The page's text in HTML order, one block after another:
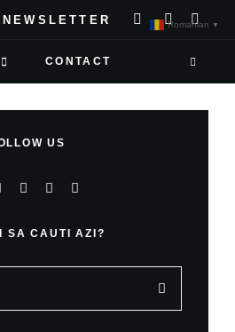
NEWSLETTER
CONTACT
US
SA CAUTI AZI?
Romanian ▼